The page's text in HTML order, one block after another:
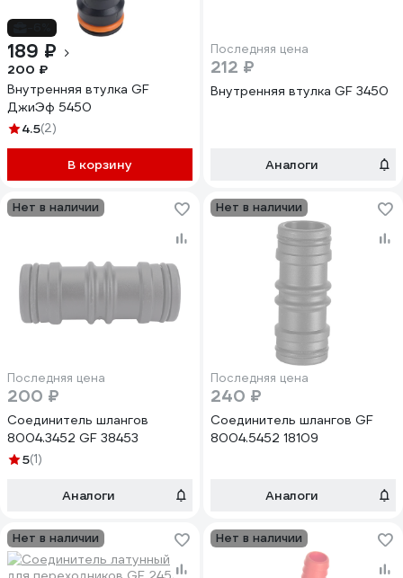
189 ₽
200 ₽
Внутренняя втулка GF
ДжиЭф 5450
4.5(2)
В корзину
Последняя цена
212 ₽
Внутренняя втулка GF 3450
Аналоги
Нет в наличии
Последняя цена
200 ₽
Соединитель шлангов
8004.3452 GF 38453
5(1)
Аналоги
Нет в наличии
Последняя цена
240 ₽
Соединитель шлангов GF
8004.5452 18109
Аналоги
Нет в наличии Нет в наличии